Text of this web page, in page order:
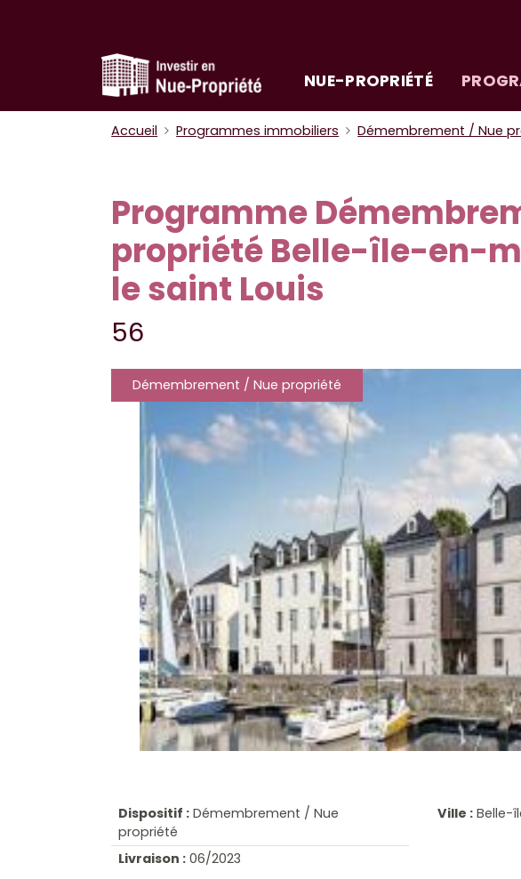
NUE-PROPRIÉTÉ
Accueil Programmes immobiliers Démembrement / Nue
Programme
propriété Belle-île-en-
le saint Louis
56
Démembrement / Nue propriété
Dispositif : Démembrement / Nue
propriété
Livraison : 06/2023
Ville : Belle-